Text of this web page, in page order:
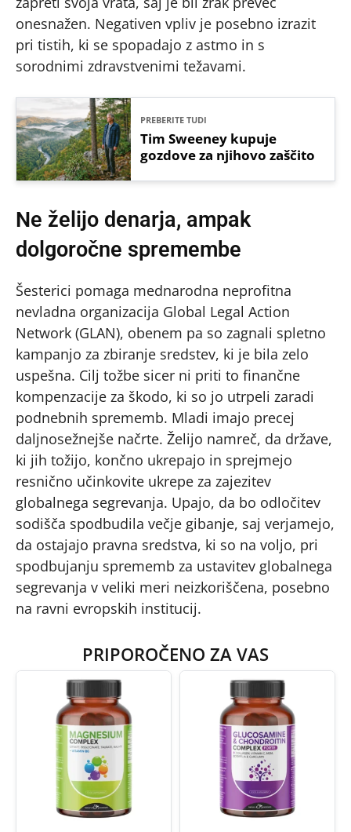
onesnažen. Negativen vpliv je posebno izrazit
pri tistih, ki se spopadajo z astmo in s
sorodnimi zdravstvenimi težavami.
PREBERITE TUDI
Tim Sweeney kupuje
gozdove za njihovo zaščito
Ne želijo denarja, ampak
dolgoročne spremembe
Šesterici pomaga mednarodna neprofitna
nevladna organizacija Global Legal Action
Network (GLAN), obenem pa so zagnali spletno
kampanjo za zbiranje sredstev, ki je bila zelo
uspešna. Cilj tožbe sicer ni priti to finančne
kompenzacije za škodo, ki so jo utrpeli zaradi
podnebnih sprememb. Mladi imajo precej
daljnosežnejše načrte. Želijo namreč, da države,
ki jih tožijo, končno ukrepajo in sprejmejo
resnično učinkovite ukrepe za zajezitev
globalnega segrevanja. Upajo, da bo odločitev
sodišča spodbudila večje gibanje, saj verjamejo,
da ostajajo pravna sredstva, ki so na voljo, pri
spodbujanju sprememb za ustavitev globalnega
segrevanja v veliki meri neizkoriščena, posebno
na ravni evropskih institucij.
PRIPOROČENO ZA VAS